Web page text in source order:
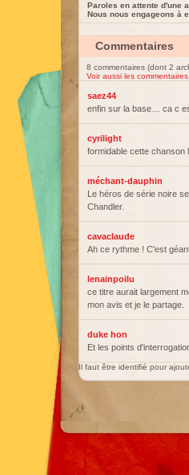
Paroles en attente d'une
Nous nous engageons à
Commentaires
8 commentaires (dont 2
Voir aussi les
saez44
enfin sur la base… ca c
cyrilight
formidable cette chanson
méchant-dauphin
Le héros de série noire
Chandler.
cavaclaude
Ah ce rythme ! C'est
lenainpoilu
ce titre aurait largement
mon avis et je le partage.
duke hon
Et les points
Il faut être identifié pour